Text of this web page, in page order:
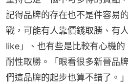
記得品牌的存在也不是件容易
戰，可能有人靠價錢取勝、有
like」、也有些是比較有心機
耐性取勝。「眼看很多新晉品
們這品牌的起步也算不錯了。